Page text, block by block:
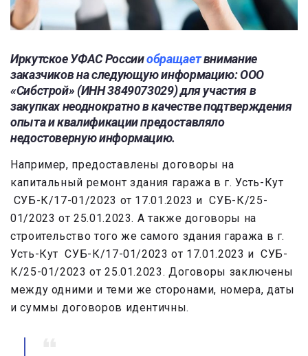
Иркутское УФАС Россииобращаетвнимание
заказчиков на следующую информацию: ООО
«Сибстрой» (ИНН 3849073029) для участия в
закупках неоднократно в качестве подтверждения
опыта и квалификации предоставляло
недостоверную информацию.
Например, предоставлены договоры на
капитальный ремонт здания гаража в г. Усть-Кут
СУБ-К/17-01/2023 от 17.01.2023 и СУБ-К/25-
01/2023 от 25.01.2023. А также договоры на
строительство того же самого здания гаража в г.
Усть-Кут СУБ-К/17-01/2023 от 17.01.2023 и СУБ-
К/25-01/2023 от 25.01.2023. Договоры заключены
между одними и теми же сторонами, номера, даты
и суммы договоров идентичны.